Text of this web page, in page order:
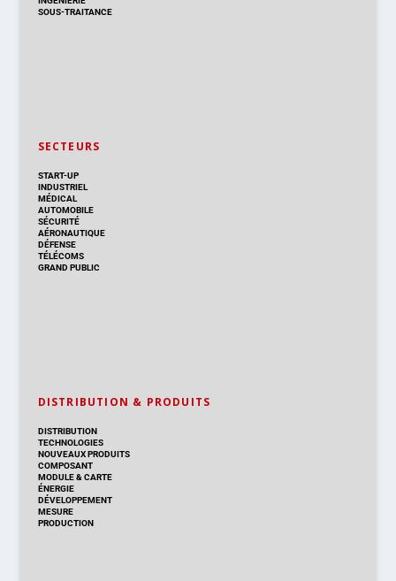
SOUS-TRAITANCE
SECTEURS
START-UP
INDUSTRIEL
MÉDICAL
AUTOMOBILE
SÉCURITÉ
AÉRONAUTIQUE
DÉFENSE
TÉLÉCOMS
GRAND PUBLIC
DISTRIBUTION & PRODUITS
DISTRIBUTION
TECHNOLOGIES
NOUVEAUX PRODUITS
COMPOSANT
MODULE & CARTE
ÉNERGIE
DÉVELOPPEMENT
MESURE
PRODUCTION